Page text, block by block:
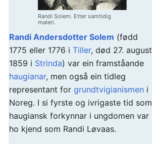
Randi Solem. Etter samtidig
maleri.
Randi Andersdotter Solem (fødd
1775 eller 1776 i Tiller, død 27. august
1859 i Strinda) var ein framståande
haugianar, men også ein tidleg
representant for grundtvigianismen i
Noreg. I si fyrste og ivrigaste tid som
haugiansk forkynnar i ungdomen var
ho kjend som Randi Løvaas.